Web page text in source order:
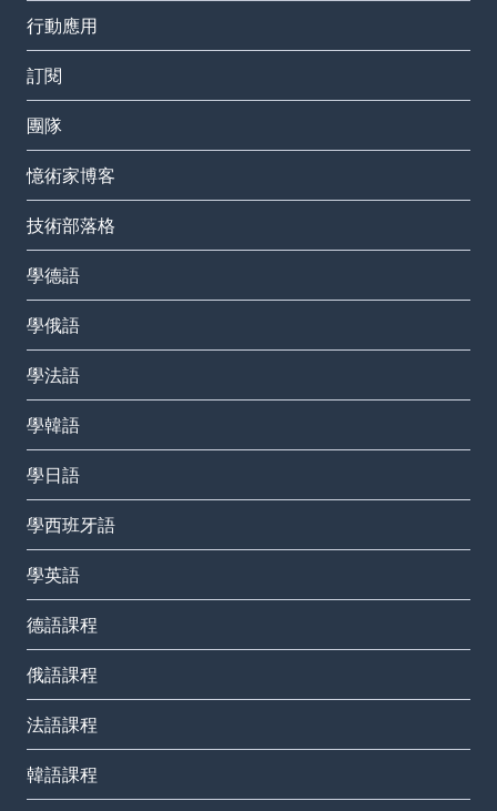
行動應用
訂閱
團隊
憶術家博客
技術部落格
學德語
學俄語
學法語
學韓語
學日語
學西班牙語
學英語
德語課程
俄語課程
法語課程
韓語課程